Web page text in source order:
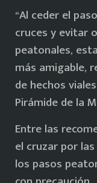
“Al ceder el
cruces y evitar
peatonales,
más amigable,
de hechos
Pirámide de la
Entre las
el cruzar por
los pasos